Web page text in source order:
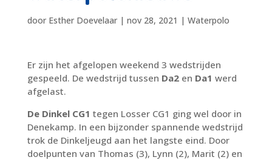
door Esther Doevelaar| nov 28, 2021 | Waterpolo
Er zijn het afgelopen weekend 3 wedstrijden
gespeeld. De wedstrijd tussen Da2en Da1 werd
afgelast.
De Dinkel CG1 tegen Losser CG1 ging wel door in
Denekamp. In een bijzonder spannende wedstrijd
trok de Dinkeljeugd aan het langste eind. Door
doelpunten van Thomas (3), Lynn (2), Marit (2) en